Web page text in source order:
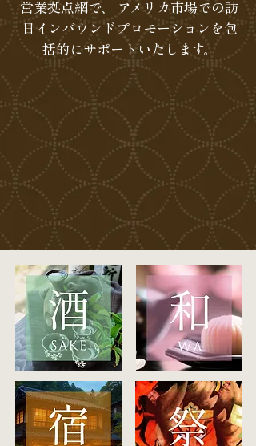
営業拠点網で、 アメリカ市場での訪
日インバウンドプロモーションを包
括的にサポートいたします。
【2026.02】栃木県様のイベント開催！